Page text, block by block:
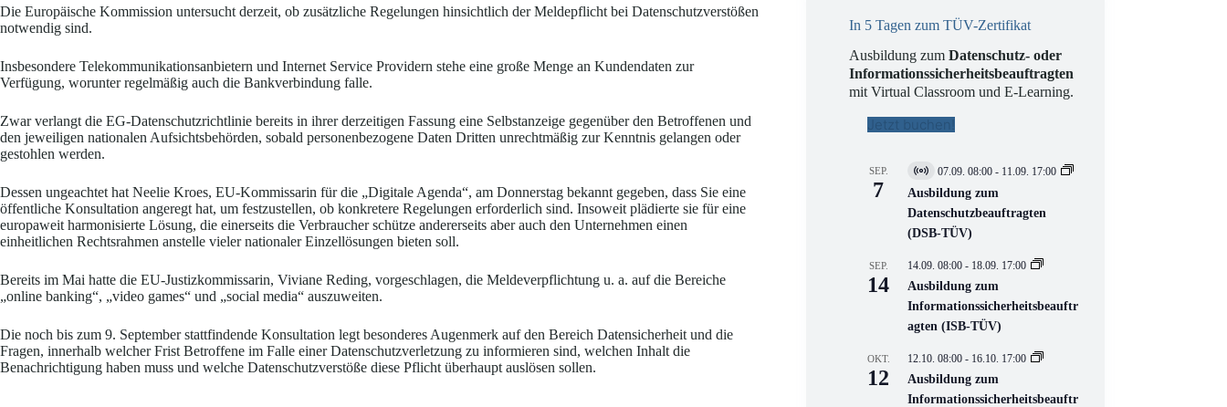
Die Europäische Kommission untersucht derzeit, ob zusätzliche Regelungen hinsichtlich der Meldepflicht bei Datenschutzverstößen
notwendig sind.
Insbesondere Telekommunikationsanbietern und Internet Service Providern stehe eine große Menge an Kundendaten zur
Verfügung, worunter regelmäßig auch die Bankverbindung falle.
Zwar verlangt die EG-Datenschutzrichtlinie bereits in ihrer derzeitigen Fassung eine Selbstanzeige gegenüber den Betroffenen und
den jeweiligen nationalen Aufsichtsbehörden, sobald personenbezogene Daten Dritten unrechtmäßig zur Kenntnis gelangen oder
gestohlen werden.
Dessen ungeachtet hat Neelie Kroes, EU-Kommissarin für die „Digitale Agenda“, am Donnerstag bekannt gegeben, dass Sie eine
öffentliche Konsultation angeregt hat, um festzustellen, ob konkretere Regelungen erforderlich sind. Insoweit plädierte sie für eine
europaweit harmonisierte Lösung, die einerseits die Verbraucher schütze andererseits aber auch den Unternehmen einen
einheitlichen Rechtsrahmen anstelle vieler nationaler Einzellösungen bieten soll.
Bereits im Mai hatte die EU-Justizkommissarin, Viviane Reding, vorgeschlagen, die Meldeverpflichtung u. a. auf die Bereiche
„online banking“, „video games“ und „social media“ auszuweiten.
Die noch bis zum 9. September stattfindende Konsultation legt besonderes Augenmerk auf den Bereich Datensicherheit und die
Fragen, innerhalb welcher Frist Betroffene im Falle einer Datenschutzverletzung zu informieren sind, welchen Inhalt die
Benachrichtigung haben muss und welche Datenschutzverstöße diese Pflicht überhaupt auslösen sollen.
In 5 Tagen zum TÜV-Zertifikat
Ausbildung zumDatenschutz- oder
Informationssicherheitsbeauftragten
mit Virtual Classroom und E-Learning.
Jetzt buchen!
SEP.
7
V
i
t
u
l
V
e
r
n
s
t
a
07.09. 08:00 - 11.09. 17:00
Ausbildung zum
Datenschutzbeauftragten
(DSB-TÜV)
SEP.
14
14.09. 08:00 - 18.09. 17:00
Ausbildung zum
Informationssicherheitsbeauftr
agten (ISB-TÜV)
OKT.
12
12.10. 08:00 - 16.10. 17:00
Ausbildung zum
Informationssicherheitsbeauftr